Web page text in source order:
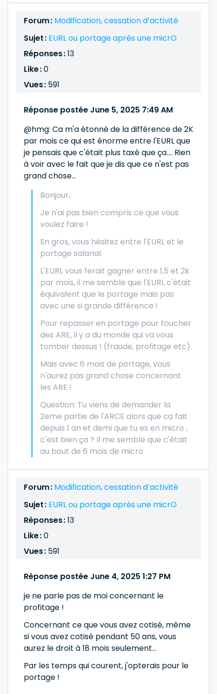
Forum : Modification, cessation d’activité
Sujet : EURL ou portage après une micrO
Réponses :13
Like :0
Vues : 591
Réponse postée June 5, 2025 7:49 AM
@hmg: Ca m'a étonné de la différence de 2K
par mois ce qui est énorme entre l'EURL que
je pensais que c'était plus taxé que ça.... Rien
à voir avec le fait que je dis que ce n'est pas
grand chose...
Bonjour,
Je n'ai pas bien compris ce que vous
voulez faire !
En gros, vous hésitez entre l'EURL et le
portage salarial.
L'EURL vous ferait gagner entre 1,5 et 2k
par mois, il me semble que l'EURL c'était
équivalent que le portage mais pas
avec une si grande différence !
Pour repasser en portage pour toucher
des ARE, il y a du monde qui va vous
tomber dessus ! (fraude, profitage etc).
Mais avec 6 mois de portage, vous
n'aurez pas grand chose concernant
les ARE !
Question: Tu viens de demander la
2eme partie de l'ARCE alors que ca fait
depuis 1 an et demi que tu es en micro ,
c'est bien ça ? Il me semble que c'était
au bout de 6 mois de micro
Forum : Modification, cessation d’activité
Sujet : EURL ou portage après une micrO
Réponses :13
Like :0
Vues : 591
Réponse postée June 4, 2025 1:27 PM
je ne parle pas de moi concernant le
profitage !
Concernant ce que vous avez cotisé, même
si vous avez cotisé pendant 50 ans, vous
aurez le droit à 18 mois seulement...
Par les temps qui courent, j'opterais pour le
portage !